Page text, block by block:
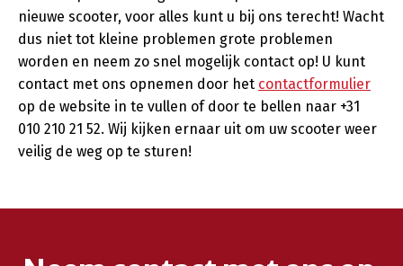
nieuwe scooter, voor alles kunt u bij ons terecht! Wacht
dus niet tot kleine problemen grote problemen
worden en neem zo snel mogelijk contact op! U kunt
contact met ons opnemen door het contactformulier
op de website in te vullen of door te bellen naar +31
010 210 21 52. Wij kijken ernaar uit om uw scooter weer
veilig de weg op te sturen!